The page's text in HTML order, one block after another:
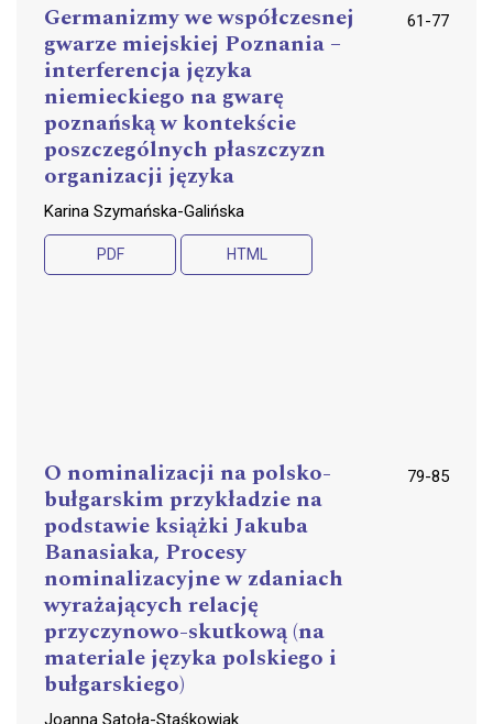
Germanizmy we współczesnej
gwarze miejskiej Poznania –
interferencja języka
niemieckiego na gwarę
poznańską w kontekście
poszczególnych płaszczyzn
organizacji języka
61-77
Karina Szymańska-Galińska
PDF HTML
O nominalizacji na polsko-
bułgarskim przykładzie na
podstawie książki Jakuba
Banasiaka, Procesy
nominalizacyjne w zdaniach
wyrażających relację
przyczynowo-skutkową (na
materiale języka polskiego i
bułgarskiego)
79-85
Joanna Satoła-Staśkowiak